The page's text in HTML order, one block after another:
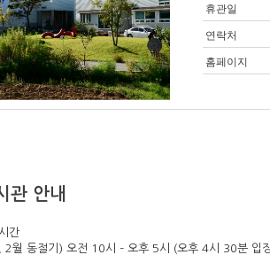
휴관일
연락처
홈페이지
관 안내
간
2월 동절기) 오전 10시 – 오후 5시 (오후 4시 30분 입